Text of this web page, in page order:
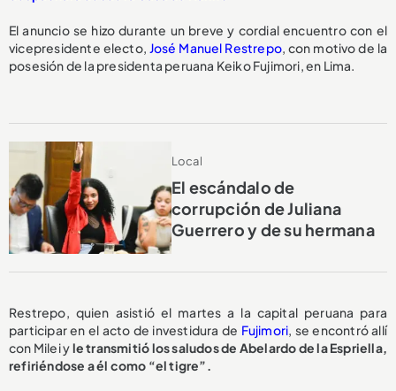
El anuncio se hizo durante un breve y cordial encuentro con el
vicepresidente electo, José Manuel Restrepo, con motivo de la
posesión de la presidenta peruana Keiko Fujimori, en Lima.
Local
El escándalo de
corrupción de Juliana
Guerrero y de su hermana
Restrepo, quien asistió el martes a la capital peruana para
participar en el acto de investidura de Fujimori, se encontró allí
con Milei yle transmitió los saludos de Abelardo de la Espriella,
refiriéndose a él como “el tigre”.